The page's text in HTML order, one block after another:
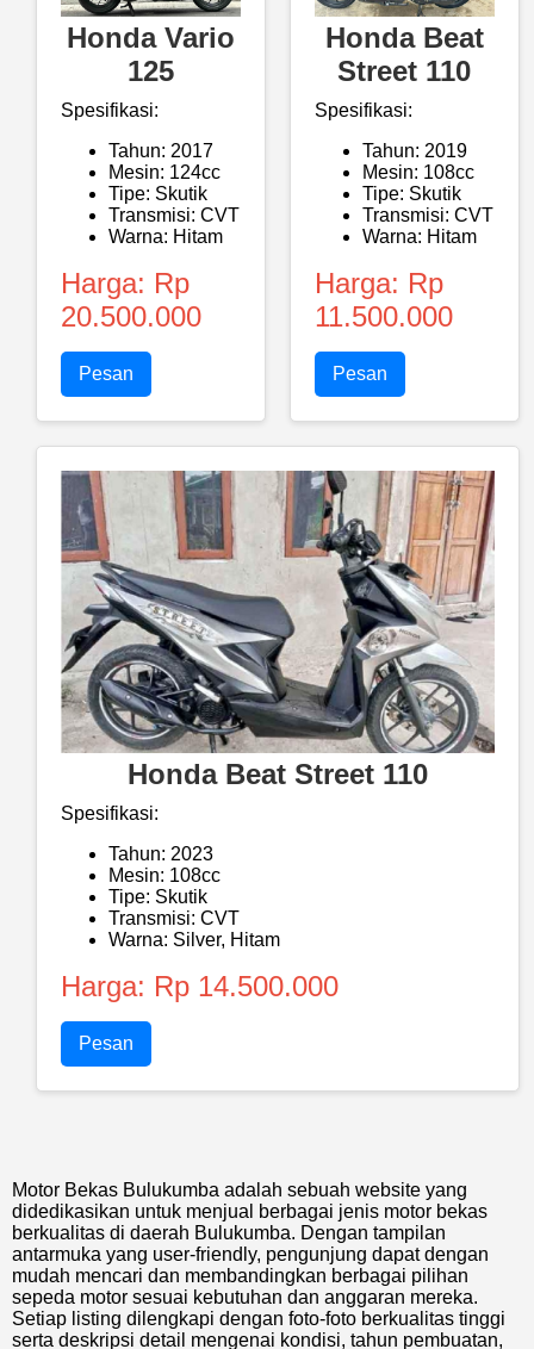
Honda Vario
125
Spesifikasi:
Tahun: 2017
Mesin: 124cc
Tipe: Skutik
Transmisi: CVT
Warna: Hitam
Harga: Rp
20.500.000
Pesan
Honda Beat
Street 110
Spesifikasi:
Tahun: 2019
Mesin: 108cc
Tipe: Skutik
Transmisi: CVT
Warna: Hitam
Harga: Rp
11.500.000
Pesan
Honda Beat Street 110
Spesifikasi:
Tahun: 2023
Mesin: 108cc
Tipe: Skutik
Transmisi: CVT
Warna: Silver, Hitam
Harga: Rp 14.500.000
Pesan
Motor Bekas Bulukumba adalah sebuah website yang
didedikasikan untuk menjual berbagai jenis motor bekas
berkualitas di daerah Bulukumba. Dengan tampilan
antarmuka yang user-friendly, pengunjung dapat dengan
mudah mencari dan membandingkan berbagai pilihan
sepeda motor sesuai kebutuhan dan anggaran mereka.
Setiap listing dilengkapi dengan foto-foto berkualitas tinggi
serta deskripsi detail mengenai kondisi, tahun pembuatan,